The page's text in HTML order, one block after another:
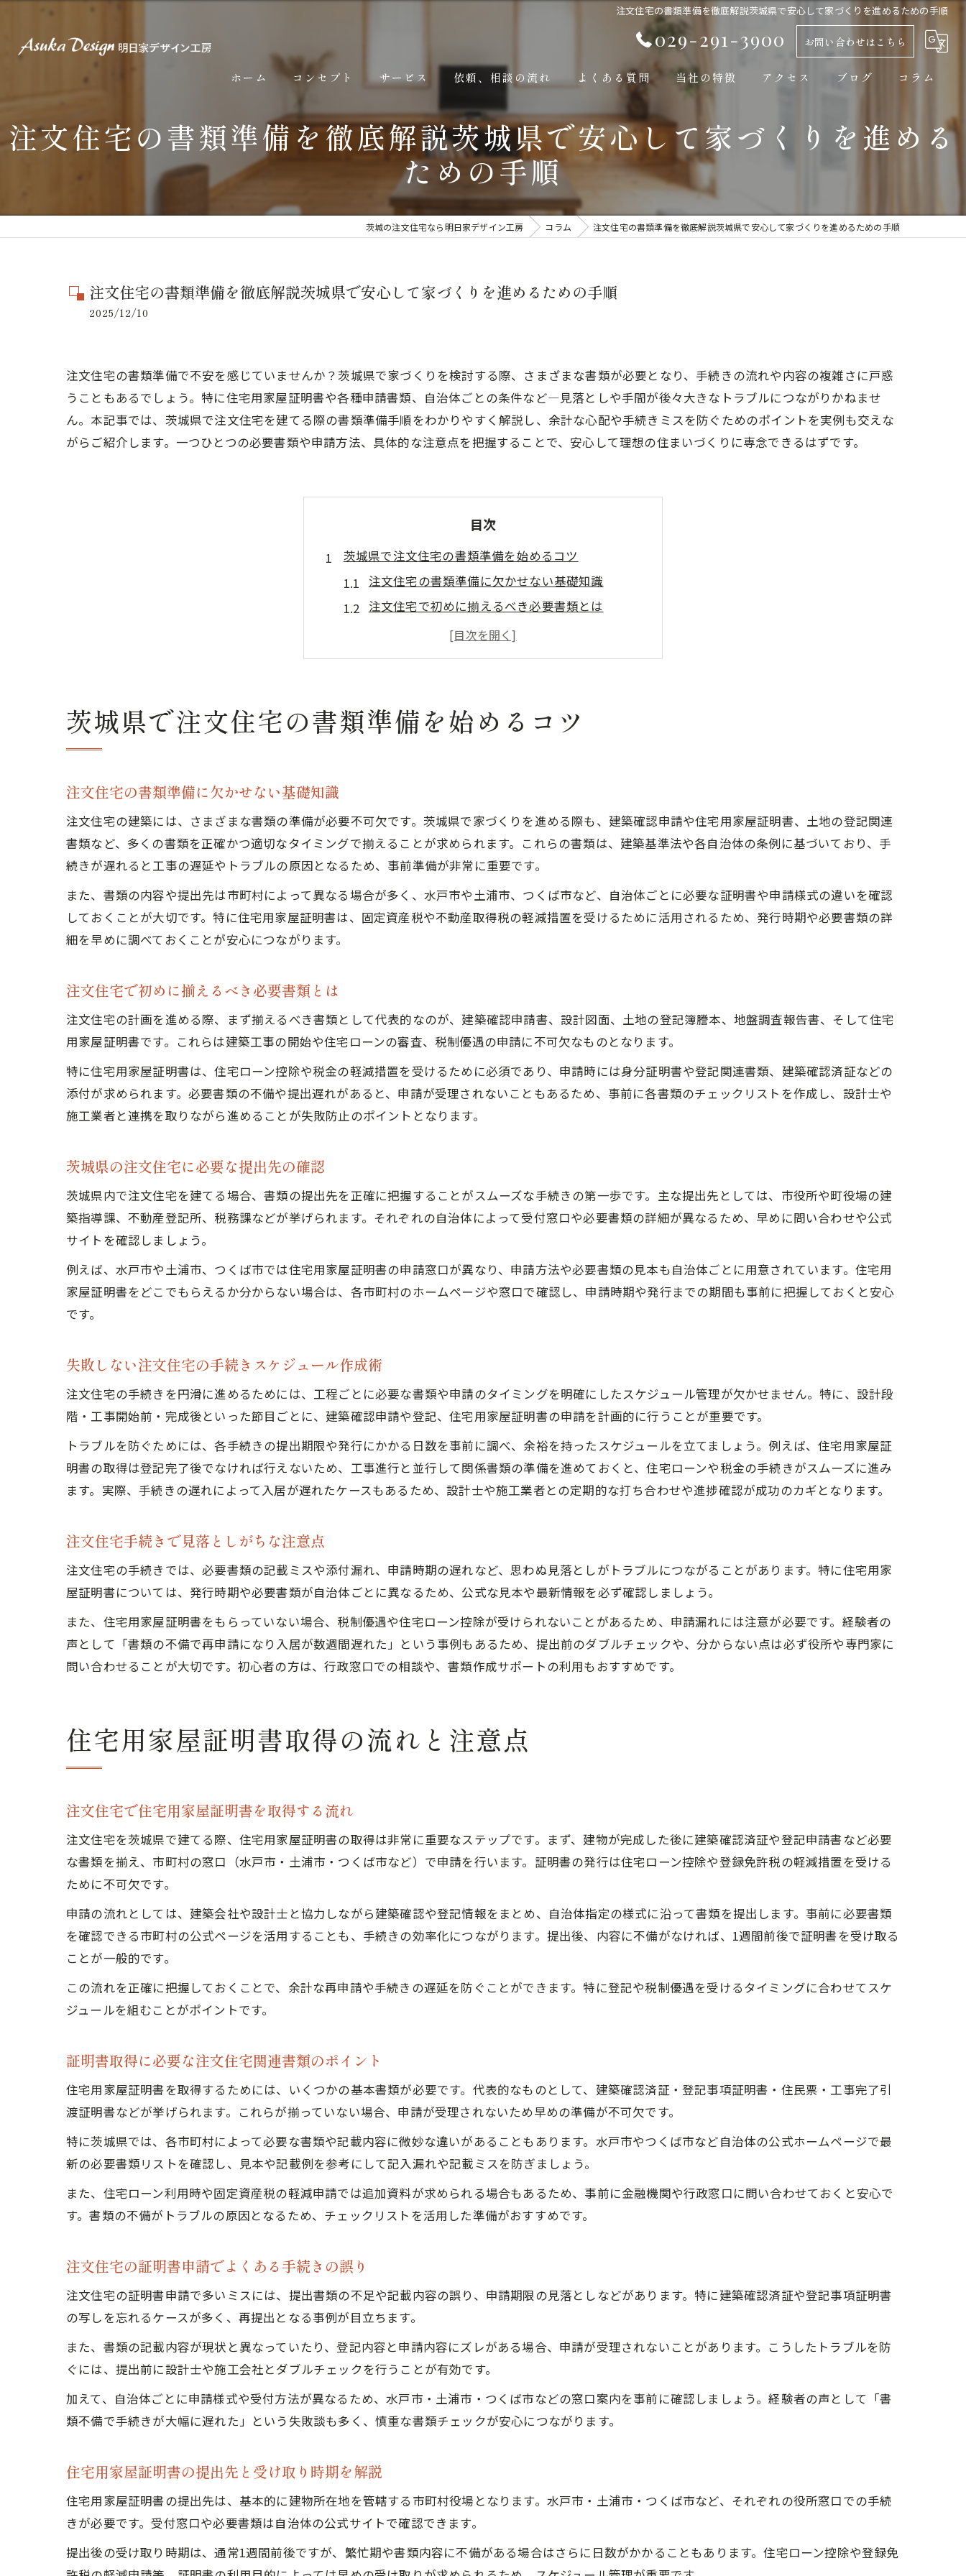
注文住宅の書類準備を徹底解説茨城県で安心して家づくりを進めるための手順
029-291-3900 お問い合わせはこちら
ホーム コンセプト サービス 依頼、相談の流れ よくある質問 当社の特徴
新築
平屋
自然素材
工務店
アクセス ブログ コラム
注文住宅の書類準備を徹底解説茨城県で安心して家づくりを進める
ための手順
茨城の注文住宅なら明日家デザイン工房 コラム 注文住宅の書類準備を徹底解説茨城県で安心して家づくりを進めるための手順
注文住宅の書類準備を徹底解説茨城県で安心して家づくりを進めるための手順
2025/12/10
注文住宅の書類準備で不安を感じていませんか？茨城県で家づくりを検討する際、さまざまな書類が必要となり、手続きの流れや内容の複雑さに戸惑
うこともあるでしょう。特に住宅用家屋証明書や各種申請書類、自治体ごとの条件など―見落としや手間が後々大きなトラブルにつながりかねませ
ん。本記事では、茨城県で注文住宅を建てる際の書類準備手順をわかりやすく解説し、余計な心配や手続きミスを防ぐためのポイントを実例も交えな
がらご紹介します。一つひとつの必要書類や申請方法、具体的な注意点を把握することで、安心して理想の住まいづくりに専念できるはずです。
目次
茨城県で注文住宅の書類準備を始めるコツ
注文住宅の書類準備に欠かせない基礎知識
注文住宅で初めに揃えるべき必要書類とは
茨城県の注文住宅に必要な提出先の確認
失敗しない注文住宅の手続きスケジュール作成術
住宅用家屋証明書取得の流れと注意点
注文住宅で住宅用家屋証明書を取得する流れ
注文住宅で証明書をもらえない場合の対策
スムーズな注文住宅建築に必要な手続きとは
手続きミスを防ぐための注文住宅準備法
注文住宅で書類集めに失敗しやすいポイント
申請書類提出時の注意点とトラブル事例
注文住宅の書類不足を防ぐための対策法
紛失を防ぐための注文住宅書類保管術
注文住宅で重要な書類の整理テクニック
家づくり途中で役立つ書類管理方法
事前準備が成功を左右する注文住宅手続き
住宅用家屋証明書の記載内容を確認しよう
注文住宅の申請書類はどこで集めるべきか
実例から学ぶ注文住宅の書類準備術
茨城県で注文住宅の書類準備を始めるコツ
注文住宅の書類準備に欠かせない基礎知識
注文住宅の建築には、さまざまな書類の準備が必要不可欠です。茨城県で家づくりを進める際も、建築確認申請や住宅用家屋証明書、土地の登記関連
書類など、多くの書類を正確かつ適切なタイミングで揃えることが求められます。これらの書類は、建築基準法や各自治体の条例に基づいており、手
続きが遅れると工事の遅延やトラブルの原因となるため、事前準備が非常に重要です。
また、書類の内容や提出先は市町村によって異なる場合が多く、水戸市や土浦市、つくば市など、自治体ごとに必要な証明書や申請様式の違いを確認
しておくことが大切です。特に住宅用家屋証明書は、固定資産税や不動産取得税の軽減措置を受けるために活用されるため、発行時期や必要書類の詳
細を早めに調べておくことが安心につながります。
注文住宅で初めに揃えるべき必要書類とは
注文住宅の計画を進める際、まず揃えるべき書類として代表的なのが、建築確認申請書、設計図面、土地の登記簿謄本、地盤調査報告書、そして住宅
用家屋証明書です。これらは建築工事の開始や住宅ローンの審査、税制優遇の申請に不可欠なものとなります。
特に住宅用家屋証明書は、住宅ローン控除や税金の軽減措置を受けるために必須であり、申請時には身分証明書や登記関連書類、建築確認済証などの
添付が求められます。必要書類の不備や提出遅れがあると、申請が受理されないこともあるため、事前に各書類のチェックリストを作成し、設計士や
施工業者と連携を取りながら進めることが失敗防止のポイントとなります。
茨城県の注文住宅に必要な提出先の確認
茨城県内で注文住宅を建てる場合、書類の提出先を正確に把握することがスムーズな手続きの第一歩です。主な提出先としては、市役所や町役場の建
築指導課、不動産登記所、税務課などが挙げられます。それぞれの自治体によって受付窓口や必要書類の詳細が異なるため、早めに問い合わせや公式
サイトを確認しましょう。
例えば、水戸市や土浦市、つくば市では住宅用家屋証明書の申請窓口が異なり、申請方法や必要書類の見本も自治体ごとに用意されています。住宅用
家屋証明書をどこでもらえるか分からない場合は、各市町村のホームページや窓口で確認し、申請時期や発行までの期間も事前に把握しておくと安心
です。
失敗しない注文住宅の手続きスケジュール作成術
注文住宅の手続きを円滑に進めるためには、工程ごとに必要な書類や申請のタイミングを明確にしたスケジュール管理が欠かせません。特に、設計段
階・工事開始前・完成後といった節目ごとに、建築確認申請や登記、住宅用家屋証明書の申請を計画的に行うことが重要です。
トラブルを防ぐためには、各手続きの提出期限や発行にかかる日数を事前に調べ、余裕を持ったスケジュールを立てましょう。例えば、住宅用家屋証
明書の取得は登記完了後でなければ行えないため、工事進行と並行して関係書類の準備を進めておくと、住宅ローンや税金の手続きがスムーズに進み
ます。実際、手続きの遅れによって入居が遅れたケースもあるため、設計士や施工業者との定期的な打ち合わせや進捗確認が成功のカギとなります。
注文住宅手続きで見落としがちな注意点
注文住宅の手続きでは、必要書類の記載ミスや添付漏れ、申請時期の遅れなど、思わぬ見落としがトラブルにつながることがあります。特に住宅用家
屋証明書については、発行時期や必要書類が自治体ごとに異なるため、公式な見本や最新情報を必ず確認しましょう。
また、住宅用家屋証明書をもらっていない場合、税制優遇や住宅ローン控除が受けられないことがあるため、申請漏れには注意が必要です。経験者の
声として「書類の不備で再申請になり入居が数週間遅れた」という事例もあるため、提出前のダブルチェックや、分からない点は必ず役所や専門家に
問い合わせることが大切です。初心者の方は、行政窓口での相談や、書類作成サポートの利用もおすすめです。
住宅用家屋証明書取得の流れと注意点
注文住宅で住宅用家屋証明書を取得する流れ
注文住宅を茨城県で建てる際、住宅用家屋証明書の取得は非常に重要なステップです。まず、建物が完成した後に建築確認済証や登記申請書など必要
な書類を揃え、市町村の窓口（水戸市・土浦市・つくば市など）で申請を行います。証明書の発行は住宅ローン控除や登録免許税の軽減措置を受ける
ために不可欠です。
申請の流れとしては、建築会社や設計士と協力しながら建築確認や登記情報をまとめ、自治体指定の様式に沿って書類を提出します。事前に必要書類
を確認できる市町村の公式ページを活用することも、手続きの効率化につながります。提出後、内容に不備がなければ、1週間前後で証明書を受け取る
ことが一般的です。
この流れを正確に把握しておくことで、余計な再申請や手続きの遅延を防ぐことができます。特に登記や税制優遇を受けるタイミングに合わせてスケ
ジュールを組むことがポイントです。
証明書取得に必要な注文住宅関連書類のポイント
住宅用家屋証明書を取得するためには、いくつかの基本書類が必要です。代表的なものとして、建築確認済証・登記事項証明書・住民票・工事完了引
渡証明書などが挙げられます。これらが揃っていない場合、申請が受理されないため早めの準備が不可欠です。
特に茨城県では、各市町村によって必要な書類や記載内容に微妙な違いがあることもあります。水戸市やつくば市など自治体の公式ホームページで最
新の必要書類リストを確認し、見本や記載例を参考にして記入漏れや記載ミスを防ぎましょう。
また、住宅ローン利用時や固定資産税の軽減申請では追加資料が求められる場合もあるため、事前に金融機関や行政窓口に問い合わせておくと安心で
す。書類の不備がトラブルの原因となるため、チェックリストを活用した準備がおすすめです。
注文住宅の証明書申請でよくある手続きの誤り
注文住宅の証明書申請で多いミスには、提出書類の不足や記載内容の誤り、申請期限の見落としなどがあります。特に建築確認済証や登記事項証明書
の写しを忘れるケースが多く、再提出となる事例が目立ちます。
また、書類の記載内容が現状と異なっていたり、登記内容と申請内容にズレがある場合、申請が受理されないことがあります。こうしたトラブルを防
ぐには、提出前に設計士や施工会社とダブルチェックを行うことが有効です。
加えて、自治体ごとに申請様式や受付方法が異なるため、水戸市・土浦市・つくば市などの窓口案内を事前に確認しましょう。経験者の声として「書
類不備で手続きが大幅に遅れた」という失敗談も多く、慎重な書類チェックが安心につながります。
住宅用家屋証明書の提出先と受け取り時期を解説
住宅用家屋証明書の提出先は、基本的に建物所在地を管轄する市町村役場となります。水戸市・土浦市・つくば市など、それぞれの役所窓口での手続
きが必要です。受付窓口や必要書類は自治体の公式サイトで確認できます。
提出後の受け取り時期は、通常1週間前後ですが、繁忙期や書類内容に不備がある場合はさらに日数がかかることもあります。住宅ローン控除や登録免